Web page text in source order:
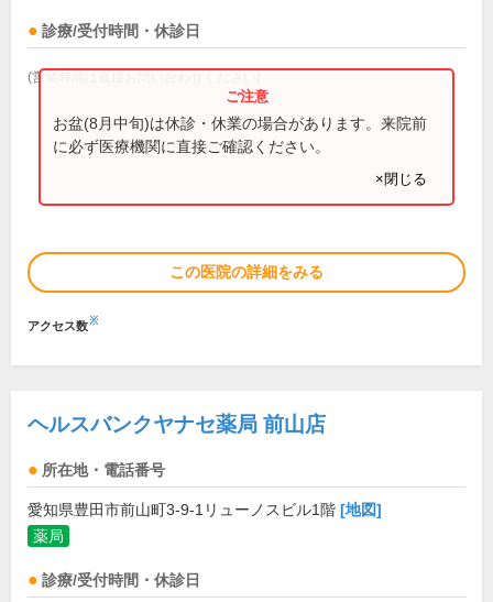
診療/受付時間・休診日
(営業時間は直接お問い合わせください)
お盆(8月中旬)は休診・休業の場合があります。来院前
に必ず医療機関に直接ご確認ください。
×閉じる
この医院の詳細をみる
アクセス数※
ヘルスバンクヤナセ薬局 前山店
所在地・電話番号
愛知県豊田市前山町3-9-1リューノスビル1階 [地図]
薬局
診療/受付時間・休診日